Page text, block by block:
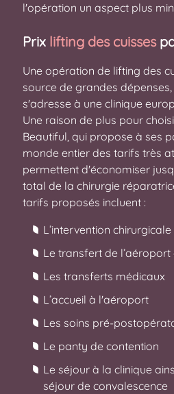
l'opération un aspect plus
Prix lifting des cuisses
Une opération de lifting des
source de grandes
s'adresse à une clinique
Une raison de plus pour
Beautiful, qui propose à ses
monde entier des tarifs très
permettent d'économiser
total de la chirurgie
tarifs proposés incluent :
L’intervention chirurgicale
Le transfert de l’aéroport
Les transferts médicaux
L’accueil à l'aéroport
Les soins pré-
Le panty de contention
Le séjour à la clinique
séjour de convalescence